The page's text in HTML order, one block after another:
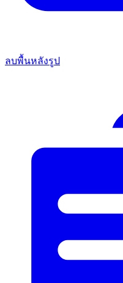
ลบพื้นหลังรูป